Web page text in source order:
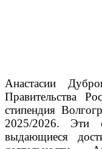
Анастасии
Правительства
стипендия
2025/2026. Эти
выдающиеся